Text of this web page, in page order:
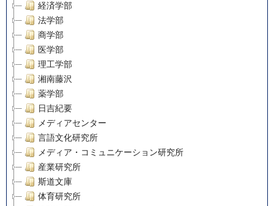
経済学部
法学部
商学部
医学部
理工学部
湘南藤沢
薬学部
日吉紀要
メディアセンター
言語文化研究所
メディア・コミュニケーション研究所
産業研究所
斯道文庫
体育研究所